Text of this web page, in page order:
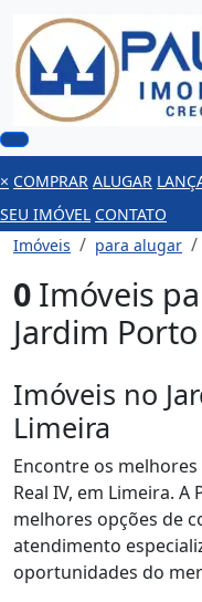
× COMPRAR ALUGAR
SEU IMÓVEL CONTATO
Imóveis
para alugar
0 Imóveis
Jardim
Imóveis no
Limeira
Encontre os
Real IV, em Limeira.
melhores opções de
atendimento
oportunidades do